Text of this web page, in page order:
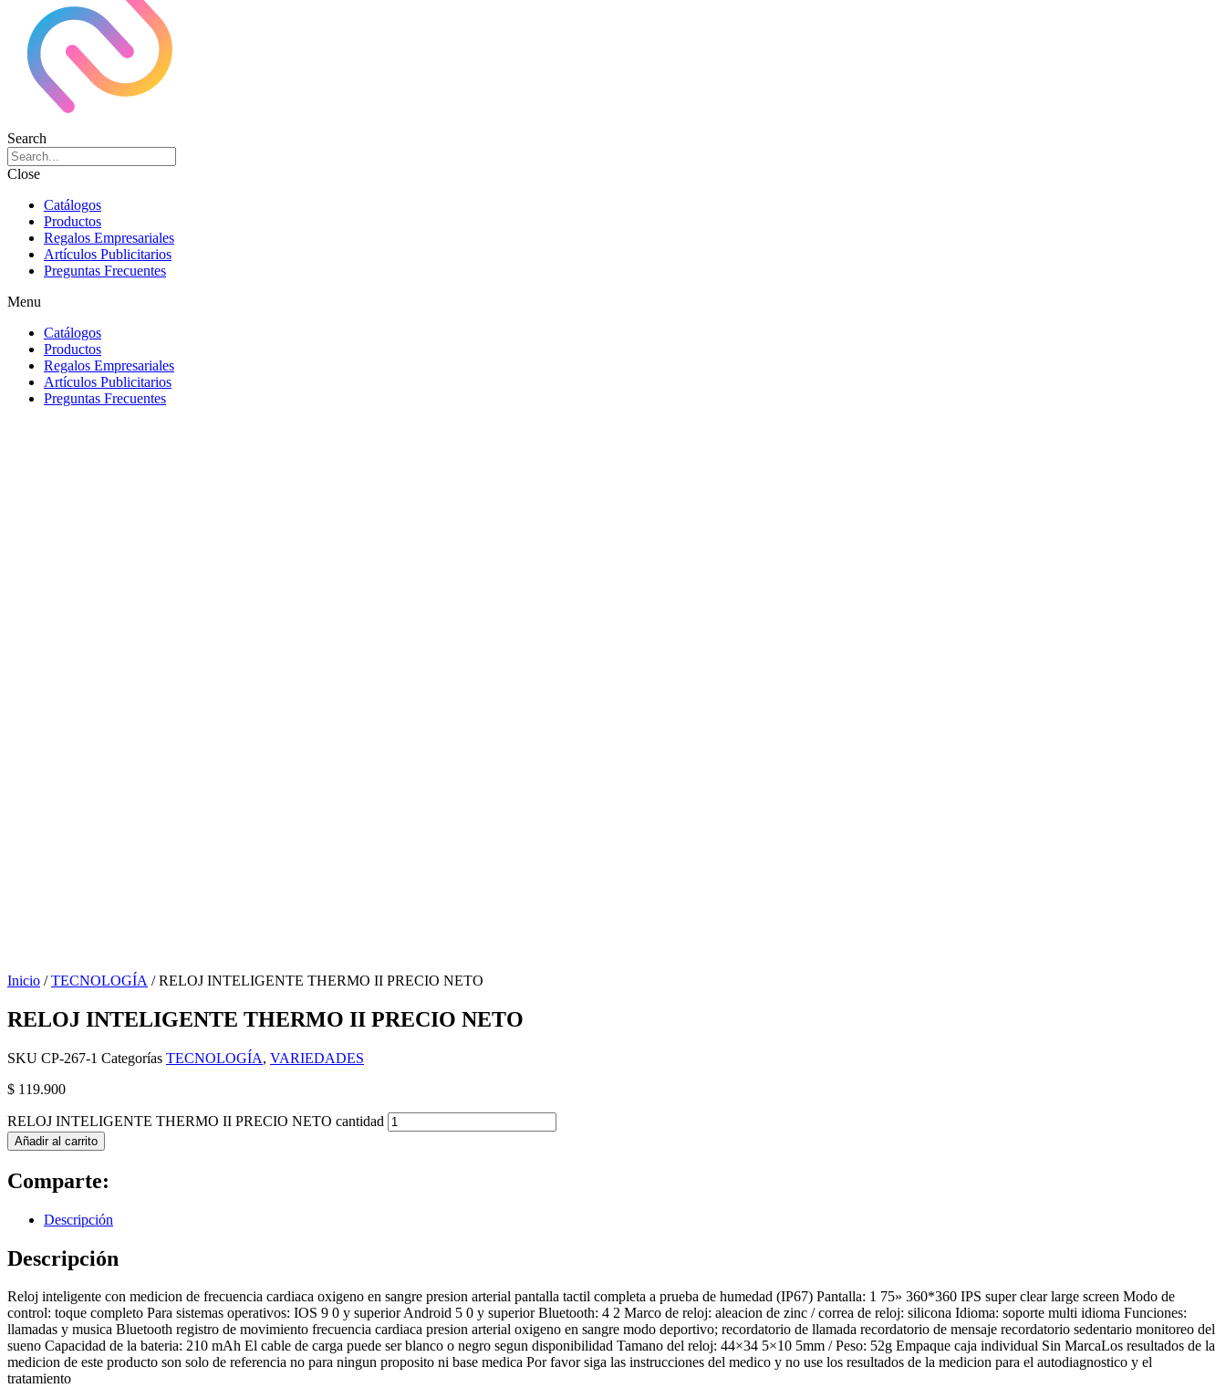
Search
Close
Catálogos
Productos
Regalos Empresariales
Artículos Publicitarios
Preguntas Frecuentes
Menu
Catálogos
Productos
Regalos Empresariales
Artículos Publicitarios
Preguntas Frecuentes
Inicio /TECNOLOGÍA / RELOJ INTELIGENTE THERMO II PRECIO NETO
RELOJ INTELIGENTE THERMO II PRECIO NETO
SKU CP-267-1 Categorías TECNOLOGÍA, VARIEDADES
$ 119.900
RELOJ INTELIGENTE THERMO II PRECIO NETO cantidad
Añadir al carrito
Comparte:
Descripción
Descripción
Reloj inteligente con medicion de frecuencia cardiaca oxigeno en sangre presion arterial pantalla tactil completa a prueba de humedad (IP67) Pantalla: 1 75» 360*360 IPS super clear large screen Modo de
control: toque completo Para sistemas operativos: IOS 9 0 y superior Android 5 0 y superior Bluetooth: 4 2 Marco de reloj: aleacion de zinc / correa de reloj: silicona Idioma: soporte multi idioma Funciones:
llamadas y musica Bluetooth registro de movimiento frecuencia cardiaca presion arterial oxigeno en sangre modo deportivo; recordatorio de llamada recordatorio de mensaje recordatorio sedentario monitoreo del
sueno Capacidad de la bateria: 210 mAh El cable de carga puede ser blanco o negro segun disponibilidad Tamano del reloj: 44×34 5×10 5mm / Peso: 52g Empaque caja individual Sin MarcaLos resultados de la
medicion de este producto son solo de referencia no para ningun proposito ni base medica Por favor siga las instrucciones del medico y no use los resultados de la medicion para el autodiagnostico y el
tratamiento